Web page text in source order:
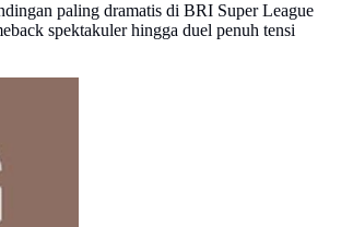
paling dramatis di BRI Super League
spektakuler hingga duel penuh tensi